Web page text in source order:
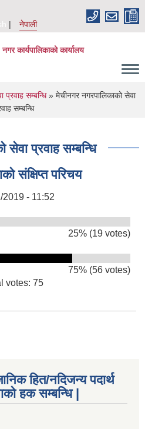
नेपाली
कार्यपालिकाको कार्यालय
प्रवाह सम्बन्धि» मेचीनगर नगरपालिकाको सेवा
सम्बन्धि
सेवा प्रवाह सम्बन्धि
संक्षिप्‍त परिचय
2019 - 11:52
25% (19 votes)
75% (56 votes)
votes: 75
हित/नदिजन्य पदार्थ
हक सम्बन्धि |